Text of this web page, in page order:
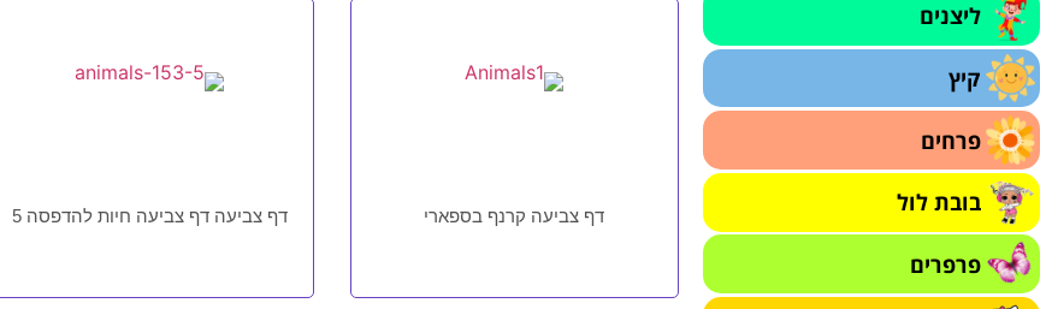
ליצנים
קיץ
פרחים
בובת לול
פרפרים
דף צביעה קרנף בספארי דף צביעה דף צביעה חיות להדפסה 5